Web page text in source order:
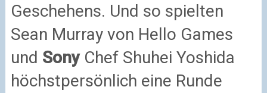
Geschehens. Und so spielten
Sean Murray von Hello Games
und SonyChef Shuhei Yoshida
höchstpersönlich eine Runde